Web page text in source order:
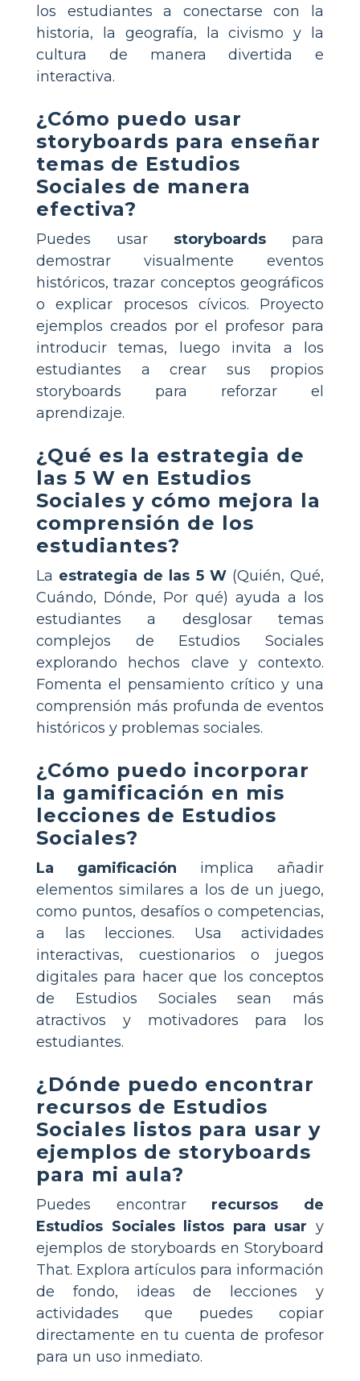
los estudiantes a conectarse con la
historia, la geografía, la civismo y la
cultura de manera divertida e
interactiva.
¿Cómo puedo usar
storyboards para enseñar
temas de Estudios
Sociales de manera
efectiva?
Puedes usar storyboards para
demostrar visualmente eventos
históricos, trazar conceptos geográficos
o explicar procesos cívicos. Proyecto
ejemplos creados por el profesor para
introducir temas, luego invita a los
estudiantes a crear sus propios
storyboards para reforzar el
aprendizaje.
¿Qué es la estrategia de
las 5 W en Estudios
Sociales y cómo mejora la
comprensión de los
estudiantes?
La estrategia de las 5 W(Quién, Qué,
Cuándo, Dónde, Por qué) ayuda a los
estudiantes a desglosar temas
complejos de Estudios Sociales
explorando hechos clave y contexto.
Fomenta el pensamiento crítico y una
comprensión más profunda de eventos
históricos y problemas sociales.
¿Cómo puedo incorporar
la gamificación en mis
lecciones de Estudios
Sociales?
La gamificación implica añadir
elementos similares a los de un juego,
como puntos, desafíos o competencias,
a las lecciones. Usa actividades
interactivas, cuestionarios o juegos
digitales para hacer que los conceptos
de Estudios Sociales sean más
atractivos y motivadores para los
estudiantes.
¿Dónde puedo encontrar
recursos de Estudios
Sociales listos para usar y
ejemplos de storyboards
para mi aula?
Puedes encontrar recursos de
Estudios Sociales listos para usar y
ejemplos de storyboards en Storyboard
That. Explora artículos para información
de fondo, ideas de lecciones y
actividades que puedes copiar
directamente en tu cuenta de profesor
para un uso inmediato.